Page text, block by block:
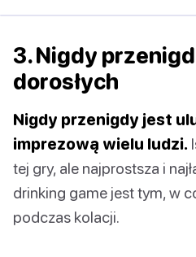
3. Nigdy
dorosłych
Nigdy przenigdy jest
imprezową wielu ludzi.
tej gry, ale najprostsza i
drinking game jest tym, w
podczas kolacji.